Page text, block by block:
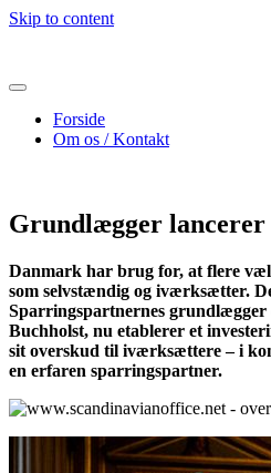
Skip to content
Forside
Om os / Kontakt
Grundlægger
Danmark har brug for, at flere
som selvstændig og iværksætter.
Sparringspartnernes grundlægger
Buchholst, nu etablerer et
sit overskud til iværksættere – i
en erfaren sparringspartner.